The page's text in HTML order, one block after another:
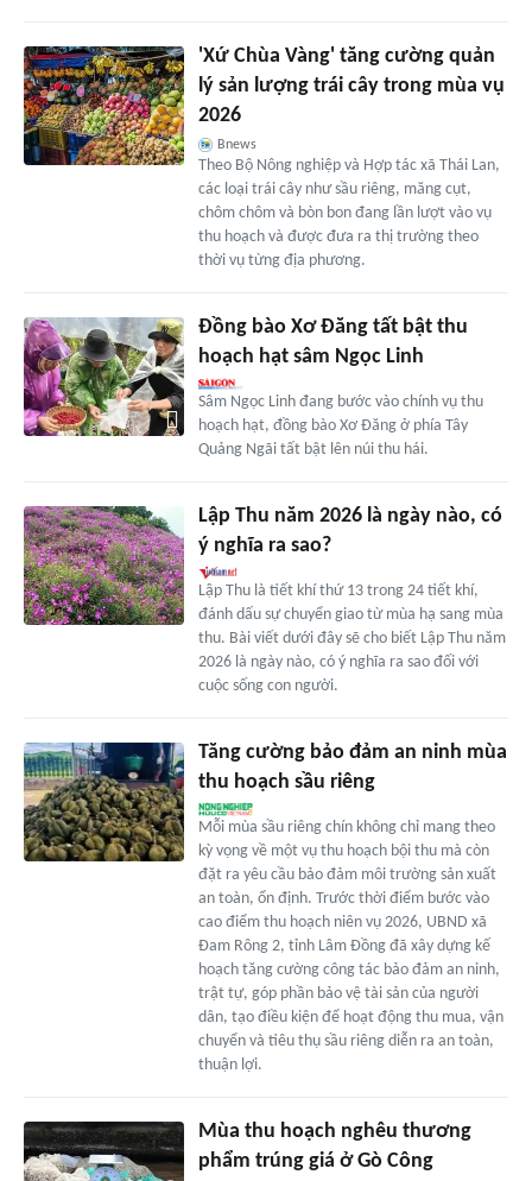
'Xứ Chùa Vàng' tăng cường quản
lý sản lượng trái cây trong mùa vụ
2026
Bnews
Theo Bộ Nông nghiệp và Hợp tác xã Thái Lan,
các loại trái cây như sầu riêng, măng cụt,
chôm chôm và bòn bon đang lần lượt vào vụ
thu hoạch và được đưa ra thị trường theo
thời vụ từng địa phương.
Đồng bào Xơ Đăng tất bật thu
hoạch hạt sâm Ngọc Linh
Sâm Ngọc Linh đang bước vào chính vụ thu
hoạch hạt, đồng bào Xơ Đăng ở phía Tây
Quảng Ngãi tất bật lên núi thu hái.
Lập Thu năm 2026 là ngày nào, có
ý nghĩa ra sao?
Lập Thu là tiết khí thứ 13 trong 24 tiết khí,
đánh dấu sự chuyển giao từ mùa hạ sang mùa
thu. Bài viết dưới đây sẽ cho biết Lập Thu năm
2026 là ngày nào, có ý nghĩa ra sao đối với
cuộc sống con người.
Tăng cường bảo đảm an ninh mùa
thu hoạch sầu riêng
Mỗi mùa sầu riêng chín không chỉ mang theo
kỳ vọng về một vụ thu hoạch bội thu mà còn
đặt ra yêu cầu bảo đảm môi trường sản xuất
an toàn, ổn định. Trước thời điểm bước vào
cao điểm thu hoạch niên vụ 2026, UBND xã
Đam Rông 2, tỉnh Lâm Đồng đã xây dựng kế
hoạch tăng cường công tác bảo đảm an ninh,
trật tự, góp phần bảo vệ tài sản của người
dân, tạo điều kiện để hoạt động thu mua, vận
chuyển và tiêu thụ sầu riêng diễn ra an toàn,
thuận lợi.
Mùa thu hoạch nghêu thương
phẩm trúng giá ở Gò Công